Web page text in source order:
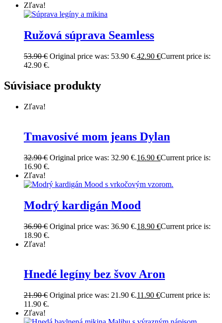
Zľava!
Ružová súprava Seamless
53.90€ Original price was: 53.90 €.42.90 €Current price is:
42.90 €.
Súvisiace produkty
Zľava!
Tmavosivé mom jeans Dylan
32.90€ Original price was: 32.90 €.16.90 €Current price is:
16.90 €.
Zľava!
Modrý kardigán Mood
36.90€ Original price was: 36.90 €.18.90 €Current price is:
18.90 €.
Zľava!
Hnedé legíny bez švov Aron
21.90€ Original price was: 21.90 €.11.90 €Current price is:
11.90 €.
Zľava!